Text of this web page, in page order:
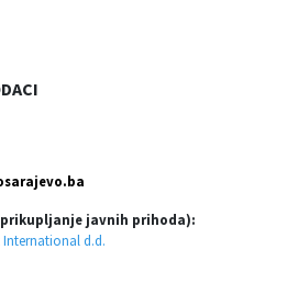
javnih prihoda):
International d.d.